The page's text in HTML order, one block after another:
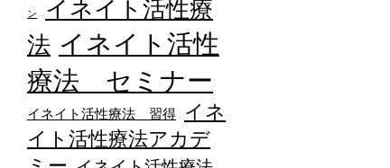
ン
イネイト活性療
法 イネイト活性
療法 セミナー
イネイト活性療法 習得
イネ
イト活性療法アカデ